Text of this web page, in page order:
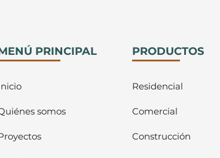
PRINCIPAL
somos
PRODUCTOS
Residencial
Comercial
Construcción